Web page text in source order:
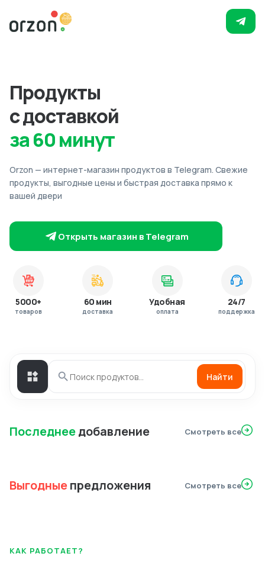
Продукты
с доставкой
за 60 минут
Orzon — интернет-магазин продуктов в Telegram. Свежие
продукты, выгодные цены и быстрая доставка прямо к
вашей двери
Открыть магазин в Telegram
5000+
товаров
60 мин
доставка
Удобная
оплата
24/7
поддержка
Найти
Последнеедобавление Смотреть все
Выгодныепредложения Смотреть все
КАК РАБОТАЕТ?